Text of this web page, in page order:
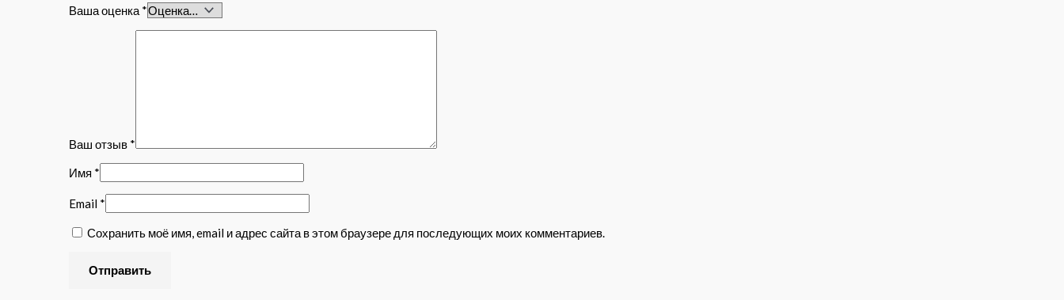
Ваша оценка *
Ваш отзыв *
Имя *
Email *
Сохранить моё имя, email и адрес сайта в этом браузере для последующих моих комментариев.